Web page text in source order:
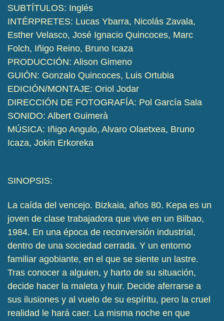
SUBTÍTULOS: Inglés
INTÉRPRETES: Lucas Ybarra, Nicolás Zavala,
Esther Velasco, José Ignacio Quincoces, Marc
Folch, Iñigo Reino, Bruno Icaza
PRODUCCIÓN: Alison Gimeno
GUIÓN: Gonzalo Quincoces, Luis Ortubia
EDICIÓN/MONTAJE: Oriol Jodar
DIRECCIÓN DE FOTOGRAFÍA: Pol García Sala
SONIDO: Albert Guimerà
MÚSICA: Iñigo Angulo, Alvaro Olaetxea, Bruno
Icaza, Jokin Erkoreka
SINOPSIS:
La caída del vencejo. Bizkaia, años 80. Kepa es un
joven de clase trabajadora que vive en un Bilbao,
1984. En una época de reconversión industrial,
dentro de una sociedad cerrada. Y un entorno
familiar agobiante, en el que se siente un lastre.
Tras conocer a alguien, y harto de su situación,
decide hacer la maleta y huir. Decide aferrarse a
sus ilusiones y al vuelo de su espíritu, pero la cruel
realidad le hará caer. La misma noche en que